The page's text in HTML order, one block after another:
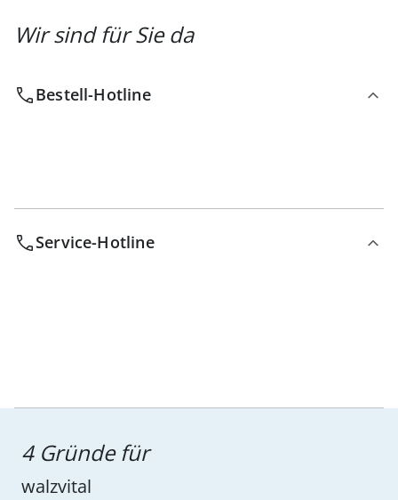
Wir sind für Sie da
Bestell-Hotline
Service-Hotline
4 Gründe für
walzvital